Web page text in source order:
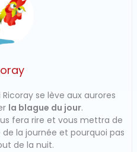
se lève aux aurores
la blague du jour.
fera rire et vous mettra de
la journée et pourquoi pas
de la nuit.